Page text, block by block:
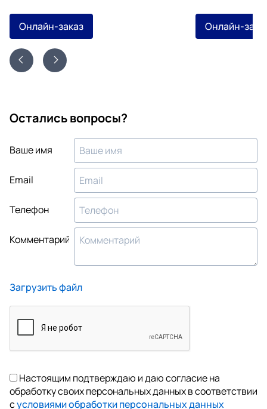
Онлайн-заказ Онлайн-
Остались вопросы?
Ваше имя
Email
Телефон
Комментарий
Загрузить файл
Настоящим подтверждаю и даю согласие на
обработку своих персональных данных в соответствии
сусловиями обработки персональных данных